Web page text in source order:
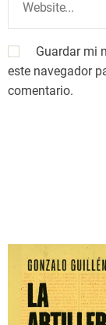
Guardar mi
este navegador
comentario.